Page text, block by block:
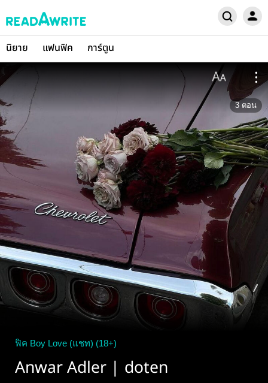
นิยาย แฟนฟิค การ์ตูน
3 ตอน
ฟิค Boy Love (แชท) (18+)
Anwar Adler | doten